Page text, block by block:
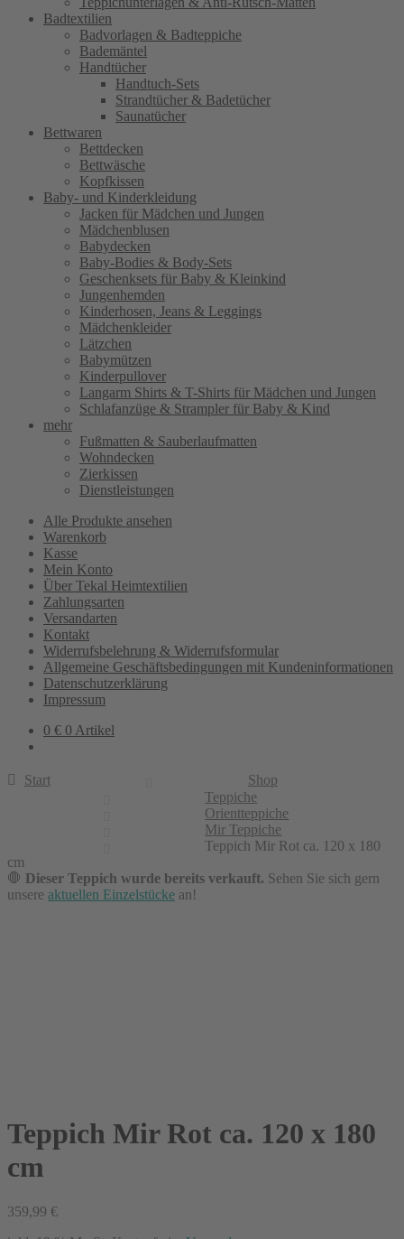
Badtextilien
Badvorlagen & Badteppiche
Bademäntel
Handtücher
Handtuch-Sets
Strandtücher & Badetücher
Saunatücher
Bettwaren
Bettdecken
Bettwäsche
Kopfkissen
Baby- und Kinderkleidung
Jacken für Mädchen und Jungen
Mädchenblusen
Babydecken
Baby-Bodies & Body-Sets
Geschenksets für Baby & Kleinkind
Jungenhemden
Kinderhosen, Jeans & Leggings
Mädchenkleider
Lätzchen
Babymützen
Kinderpullover
Langarm Shirts & T-Shirts für Mädchen und Jungen
Schlafanzüge & Strampler für Baby & Kind
mehr
Fußmatten & Sauberlaufmatten
Wohndecken
Zierkissen
Dienstleistungen
Alle Produkte ansehen
Warenkorb
Kasse
Mein Konto
Über Tekal Heimtextilien
Zahlungsarten
Versandarten
Kontakt
Widerrufsbelehrung & Widerrufsformular
Allgemeine Geschäftsbedingungen mit Kundeninformationen
Datenschutzerklärung
Impressum
0 € 0 Artikel
Start
Shop
Teppiche
Orientteppiche
Mir Teppiche
Teppich Mir Rot ca. 120 x 180
cm
🛑 Dieser Teppich wurde bereits verkauft. Sehen Sie sich gern
unsere aktuellen Einzelstücke an!
Teppich Mir Rot ca. 120 x 180
cm
359,99 €